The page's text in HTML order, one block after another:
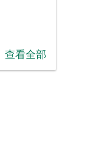
查看全部